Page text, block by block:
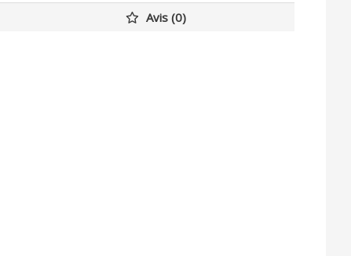
Avis (0)